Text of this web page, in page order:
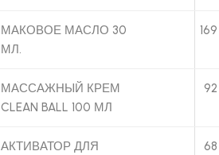
МАКОВОЕ МАСЛО 30
МЛ.
169
МАССАЖНЫЙ КРЕМ
CLEAN BALL 100 МЛ
92
АКТИВАТОР ДЛЯ
68